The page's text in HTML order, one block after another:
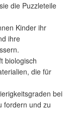
die Puzzleteile
Kinder ihr
ihre
biologisch
die für
bei
fordern und zu